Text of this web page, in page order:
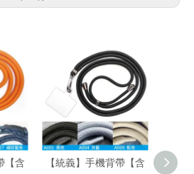
【含
【統義】手機背帶【含
【統